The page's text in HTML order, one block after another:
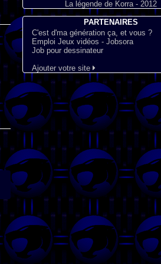
La légende de Korra - 2012
PARTENAIRES
C'est d'ma génération ça, et vous ?
Emploi Jeux vidéos - Jobsora
Job pour dessinateur
Ajouter votre site